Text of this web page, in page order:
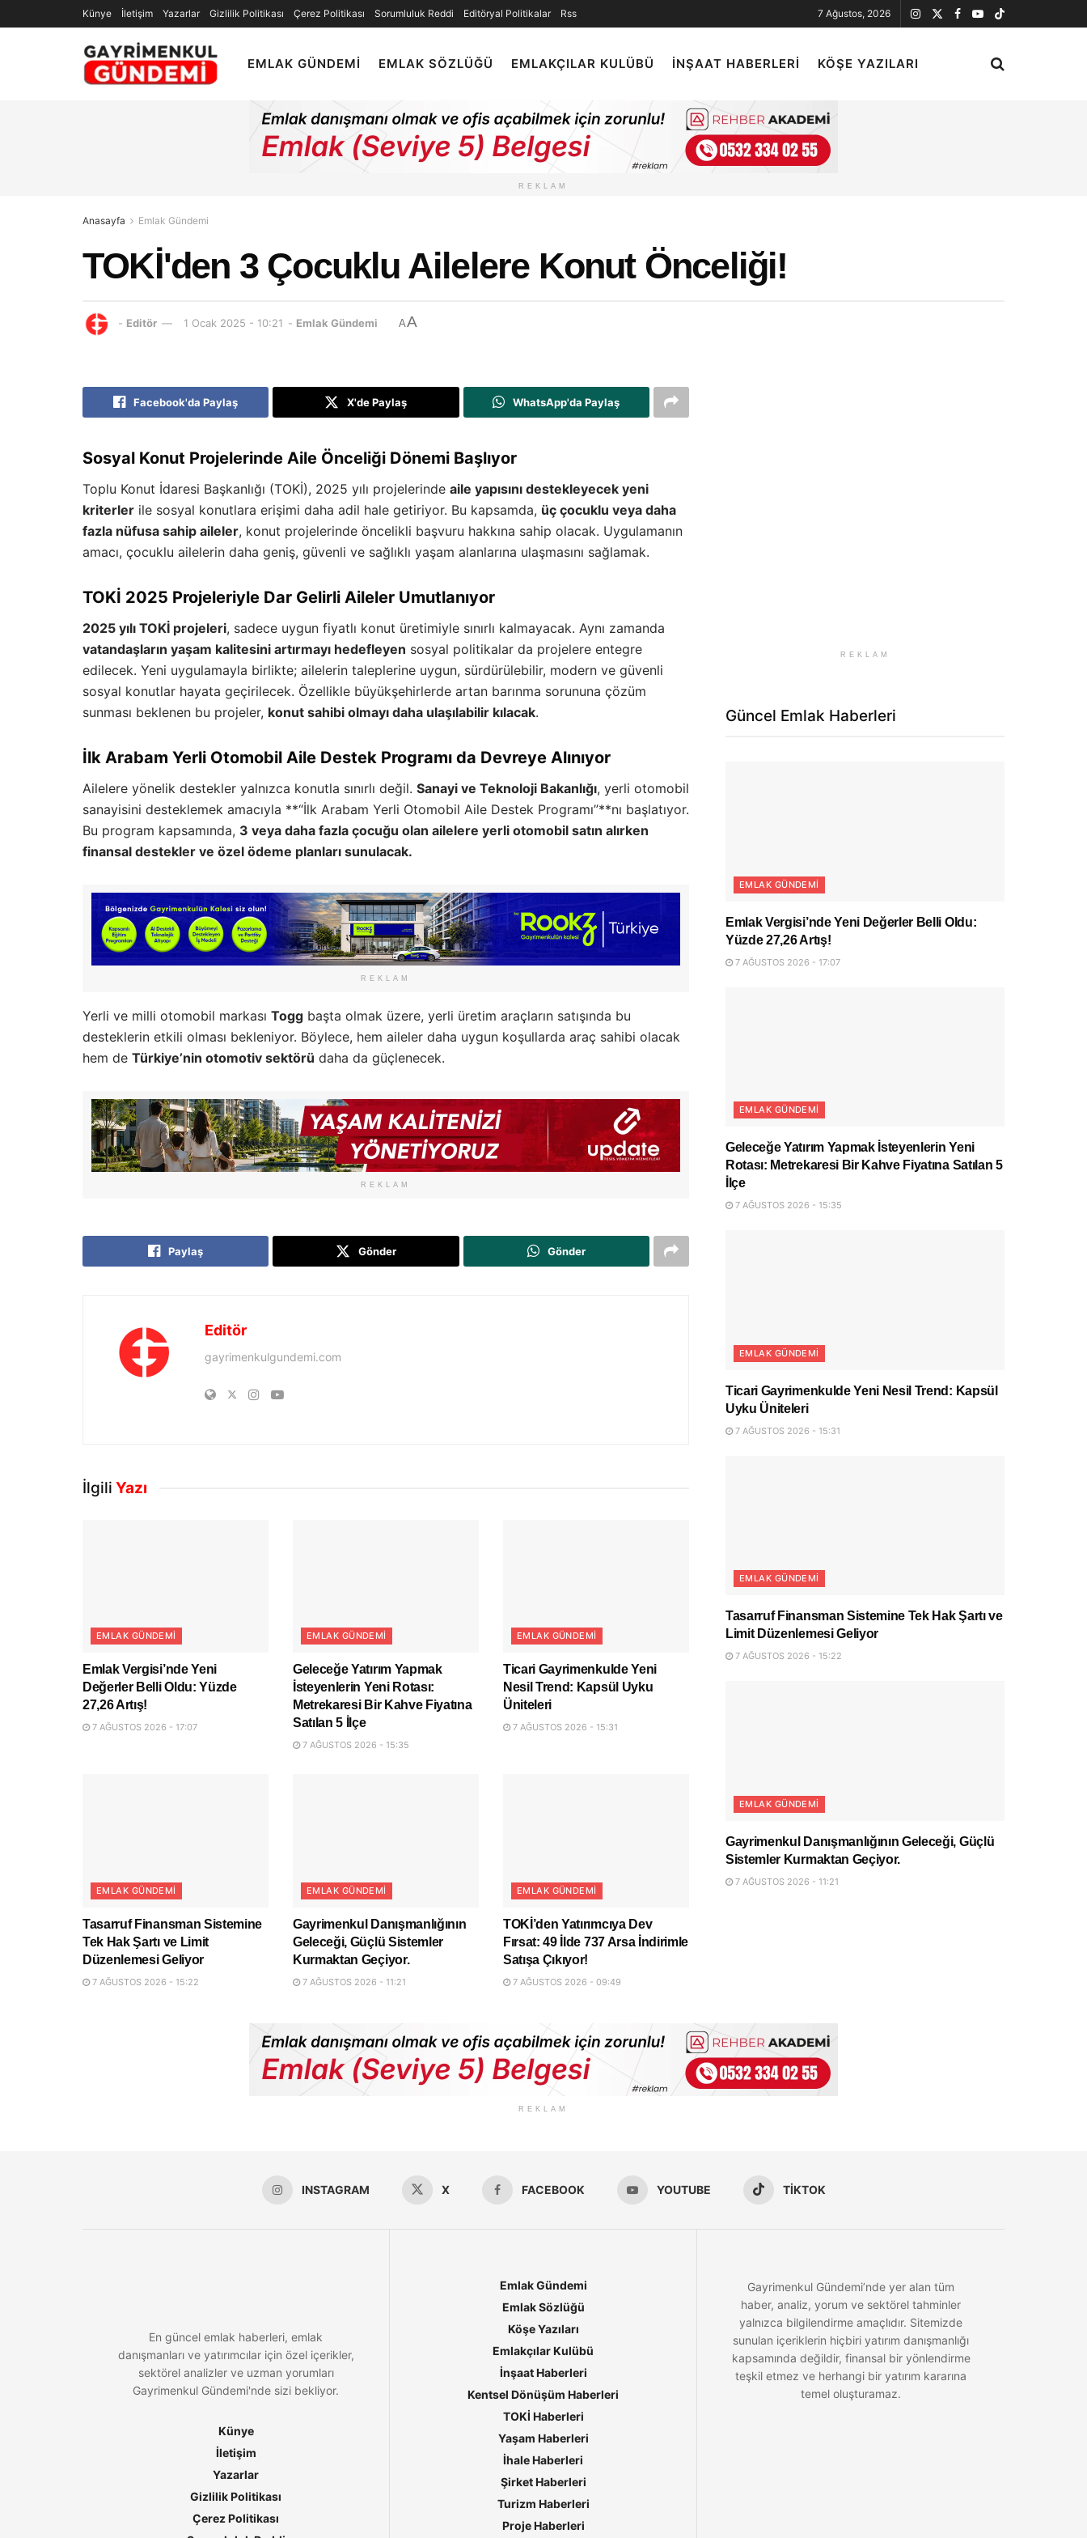
Künye İletişim Yazarlar Gizlilik Politikası Çerez Politikası Sorumluluk Reddi Editöryal Politikalar Rss 7 Ağustos, 2026
EMLAK GÜNDEMI EMLAK SÖZLÜĞÜ EMLAKÇILAR KULÜBÜ İNŞAAT HABERLERI KÖŞE YAZILARI
REKLAM
Anasayfa Emlak Gündemi
TOKİ'den 3 Çocuklu Ailelere Konut Önceliği!
- Editör 1 Ocak 2025 - 10:21 - Emlak Gündemi AA
Facebook'da Paylaş X'de Paylaş WhatsApp'da Paylaş
Sosyal Konut Projelerinde Aile Önceliği Dönemi Başlıyor
Toplu Konut İdaresi Başkanlığı (TOKİ), 2025 yılı projelerinde aile yapısını destekleyecek yeni
kriterler ile sosyal konutlara erişimi daha adil hale getiriyor. Bu kapsamda, üç çocuklu veya daha
fazla nüfusa sahip aileler, konut projelerinde öncelikli başvuru hakkına sahip olacak. Uygulamanın
amacı, çocuklu ailelerin daha geniş, güvenli ve sağlıklı yaşam alanlarına ulaşmasını sağlamak.
TOKİ 2025 Projeleriyle Dar Gelirli Aileler Umutlanıyor
2025 yılı TOKİ projeleri, sadece uygun fiyatlı konut üretimiyle sınırlı kalmayacak. Aynı zamanda
vatandaşların yaşam kalitesini artırmayı hedefleyen sosyal politikalar da projelere entegre
edilecek. Yeni uygulamayla birlikte; ailelerin taleplerine uygun, sürdürülebilir, modern ve güvenli
sosyal konutlar hayata geçirilecek. Özellikle büyükşehirlerde artan barınma sorununa çözüm
sunması beklenen bu projeler, konut sahibi olmayı daha ulaşılabilir kılacak.
İlk Arabam Yerli Otomobil Aile Destek Programı da Devreye Alınıyor
Ailelere yönelik destekler yalnızca konutla sınırlı değil. Sanayi ve Teknoloji Bakanlığı, yerli otomobil
sanayisini desteklemek amacıyla **“İlk Arabam Yerli Otomobil Aile Destek Programı”**nı başlatıyor.
Bu program kapsamında, 3 veya daha fazla çocuğu olan ailelere yerli otomobil satın alırken
finansal destekler ve özel ödeme planları sunulacak.
REKLAM
Yerli ve milli otomobil markası Togg başta olmak üzere, yerli üretim araçların satışında bu
desteklerin etkili olması bekleniyor. Böylece, hem aileler daha uygun koşullarda araç sahibi olacak
hem de Türkiye’nin otomotiv sektörü daha da güçlenecek.
REKLAM
Paylaş Gönder Gönder
Editör
gayrimenkulgundemi.com
İlgili Yazı
EMLAK GÜNDEMI
Emlak Vergisi’nde Yeni
Değerler Belli Oldu: Yüzde
27,26 Artış!
7 AĞUSTOS 2026 - 17:07
EMLAK GÜNDEMI
Geleceğe Yatırım Yapmak
İsteyenlerin Yeni Rotası:
Metrekaresi Bir Kahve Fiyatına
Satılan 5 İlçe
7 AĞUSTOS 2026 - 15:35
EMLAK GÜNDEMI
Ticari Gayrimenkulde Yeni
Nesil Trend: Kapsül Uyku
Üniteleri
7 AĞUSTOS 2026 - 15:31
EMLAK GÜNDEMI
Tasarruf Finansman Sistemine
Tek Hak Şartı ve Limit
Düzenlemesi Geliyor
7 AĞUSTOS 2026 - 15:22
EMLAK GÜNDEMI
Gayrimenkul Danışmanlığının
Geleceği, Güçlü Sistemler
Kurmaktan Geçiyor.
7 AĞUSTOS 2026 - 11:21
EMLAK GÜNDEMI
TOKİ’den Yatırımcıya Dev
Fırsat: 49 İlde 737 Arsa İndirimle
Satışa Çıkıyor!
7 AĞUSTOS 2026 - 09:49
REKLAM
Güncel Emlak Haberleri
EMLAK GÜNDEMI
Emlak Vergisi’nde Yeni Değerler Belli Oldu:
Yüzde 27,26 Artış!
7 AĞUSTOS 2026 - 17:07
EMLAK GÜNDEMI
Geleceğe Yatırım Yapmak İsteyenlerin Yeni
Rotası: Metrekaresi Bir Kahve Fiyatına Satılan 5
İlçe
7 AĞUSTOS 2026 - 15:35
EMLAK GÜNDEMI
Ticari Gayrimenkulde Yeni Nesil Trend: Kapsül
Uyku Üniteleri
7 AĞUSTOS 2026 - 15:31
EMLAK GÜNDEMI
Tasarruf Finansman Sistemine Tek Hak Şartı ve
Limit Düzenlemesi Geliyor
7 AĞUSTOS 2026 - 15:22
EMLAK GÜNDEMI
Gayrimenkul Danışmanlığının Geleceği, Güçlü
Sistemler Kurmaktan Geçiyor.
7 AĞUSTOS 2026 - 11:21
REKLAM
INSTAGRAM X FACEBOOK YOUTUBE TIKTOK
En güncel emlak haberleri, emlak
danışmanları ve yatırımcılar için özel içerikler,
sektörel analizler ve uzman yorumları
Gayrimenkul Gündemi'nde sizi bekliyor.
Künye
İletişim
Yazarlar
Gizlilik Politikası
Çerez Politikası
Emlak Gündemi
Emlak Sözlüğü
Köşe Yazıları
Emlakçılar Kulübü
İnşaat Haberleri
Kentsel Dönüşüm Haberleri
TOKİ Haberleri
Yaşam Haberleri
İhale Haberleri
Şirket Haberleri
Turizm Haberleri
Proje Haberleri
Gayrimenkul Gündemi’nde yer alan tüm
haber, analiz, yorum ve sektörel tahminler
yalnızca bilgilendirme amaçlıdır. Sitemizde
sunulan içeriklerin hiçbiri yatırım danışmanlığı
kapsamında değildir, finansal bir yönlendirme
teşkil etmez ve herhangi bir yatırım kararına
temel oluşturamaz.